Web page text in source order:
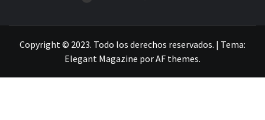
Copyright © 2023. Todo los derechos reservados. | Tema:
Elegant Magazine porAF themes.